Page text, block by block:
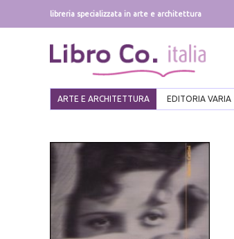
libreria specializzata in arte e architettura
ARTE E ARCHITETTURA EDITORIA VARIA